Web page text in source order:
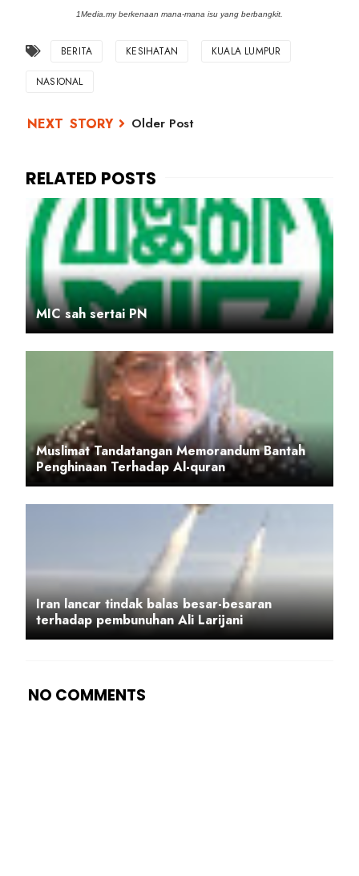
1Media.my berkenaan mana-mana isu yang berbangkit.
BERITA KESIHATAN KUALA LUMPUR
NASIONAL
Older Post
MIC sah sertai PN
Muslimat Tandatangan Memorandum Bantah
Penghinaan Terhadap Al-quran
Iran lancar tindak balas besar-besaran
terhadap pembunuhan Ali Larijani
NO COMMENTS